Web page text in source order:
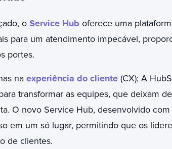
o Service Hub oferece uma
para um atendimento impecável,
portes.
na experiência do cliente(CX); A
transformar as equipes, que deixam
O novo Service Hub, desenvolvido
em um só lugar, permitindo que os
de clientes.